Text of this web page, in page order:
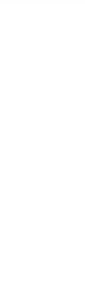
pdf,